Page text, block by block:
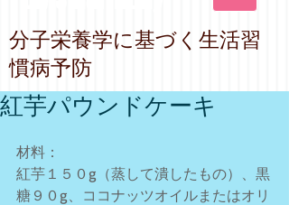
​分子栄養学に基づく生活習
慣病予防
紅芋パウンドケーキ
材料：
紅芋１５０g（蒸して潰したもの）、黒
糖９０g、ココナッツオイルまたはオリ